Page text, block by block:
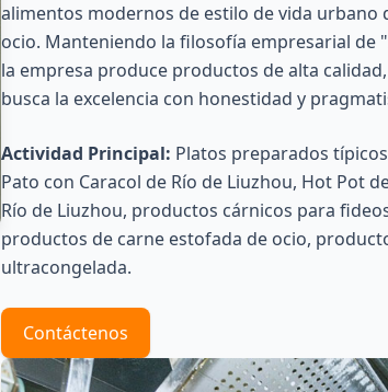
alimentos modernos de estilo de vida urbano
ocio. Manteniendo la filosofía empresarial de
la empresa produce productos de alta
busca la excelencia con honestidad y
Actividad Principal: Platos preparados
Pato con Caracol de Río de Liuzhou, Hot Pot
Río de Liuzhou, productos cárnicos para
productos de carne estofada de ocio,
ultracongelada.
Contáctenos